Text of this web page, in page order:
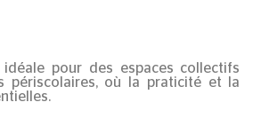
pour des espaces collectifs
périscolaires, où la praticité et la